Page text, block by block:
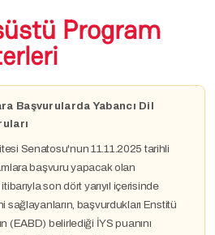
Program
Başvurularda Yabancı Dil
Senatosu'nun 11.11.2025 tarihli
başvuru yapacak olan
son dört yarıyıl içerisinde
sağlayanların, başvurdukları Enstitü
(EABD) belirlediği İYS puanını